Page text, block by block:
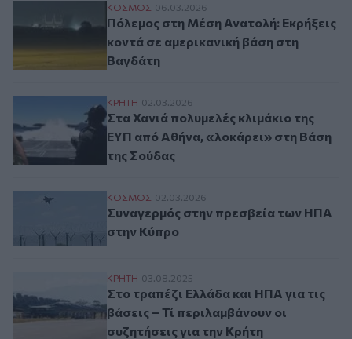
Πόλεμος στη Μέση Ανατολή: Εκρήξεις
ΚΟΣΜΟΣ 06.03.2026
Πόλεμος στη Μέση Ανατολή: Εκρήξεις
κοντά σε αμερικανική βάση στη
Βαγδάτη
Στα Χανιά πολυμελές κλιμάκιο της ΕΥΠ
ΚΡΗΤΗ 02.03.2026
Στα Χανιά πολυμελές κλιμάκιο της
ΕΥΠ από Αθήνα, «λοκάρει» στη Βάση
της Σούδας
Συναγερμός στην πρεσβεία των ΗΠΑ
ΚΟΣΜΟΣ 02.03.2026
Συναγερμός στην πρεσβεία των ΗΠΑ
στην Κύπρο
Στο τραπέζι Ελλάδα και ΗΠΑ για τις
ΚΡΗΤΗ 03.08.2025
Στο τραπέζι Ελλάδα και ΗΠΑ για τις
βάσεις – Τί περιλαμβάνουν οι
συζητήσεις για την Κρήτη